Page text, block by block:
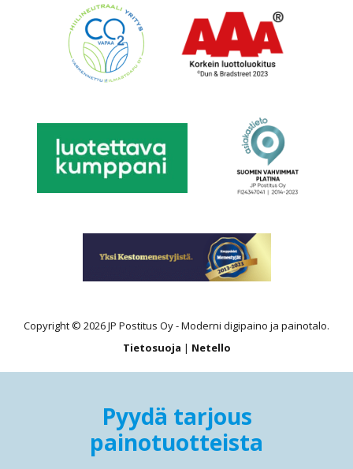
Copyright © 2026 JP Postitus Oy - Moderni digipaino ja painotalo.
Tietosuoja | Netello